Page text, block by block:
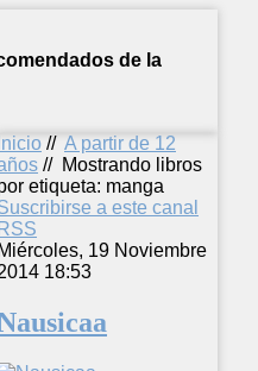
de la
Inicio // A partir de 12
// Mostrando libros
etiqueta: manga
a este canal
RSS
Miércoles, 19 Noviembre
18:53